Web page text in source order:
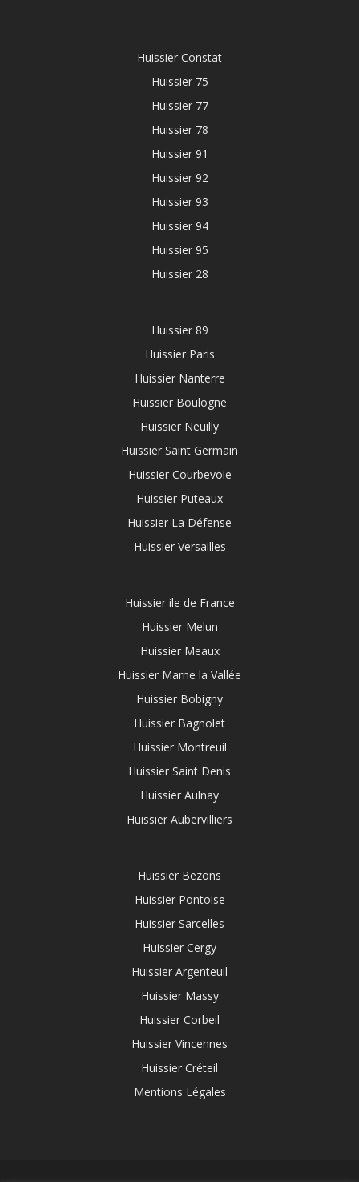
Huissier Constat
Huissier 75
Huissier 77
Huissier 78
Huissier 91
Huissier 92
Huissier 93
Huissier 94
Huissier 95
Huissier 28
Huissier 89
Huissier Paris
Huissier Nanterre
Huissier Boulogne
Huissier Neuilly
Huissier Saint Germain
Huissier Courbevoie
Huissier Puteaux
Huissier La Défense
Huissier Versailles
Huissier ile de France
Huissier Melun
Huissier Meaux
Huissier Marne la Vallée
Huissier Bobigny
Huissier Bagnolet
Huissier Montreuil
Huissier Saint Denis
Huissier Aulnay
Huissier Aubervilliers
Huissier Bezons
Huissier Pontoise
Huissier Sarcelles
Huissier Cergy
Huissier Argenteuil
Huissier Massy
Huissier Corbeil
Huissier Vincennes
Huissier Créteil
Mentions Légales